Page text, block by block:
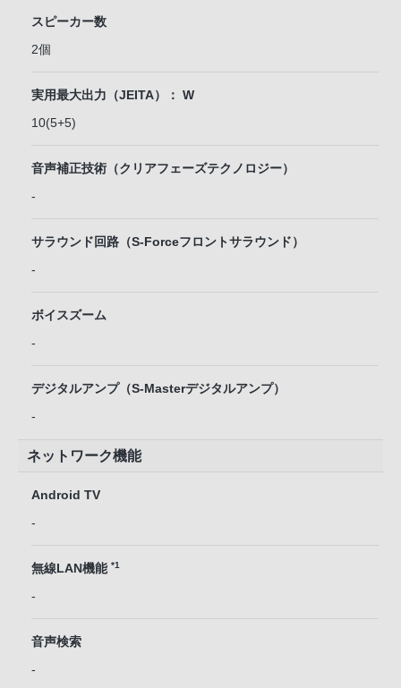
スピーカー数
2個
実用最大出力（JEITA）： W
10(5+5)
音声補正技術（クリアフェーズテクノロジー）
-
サラウンド回路（S-Forceフロントサラウンド）
-
ボイスズーム
-
デジタルアンプ（S-Masterデジタルアンプ）
-
ネットワーク機能
Android TV
-
無線LAN機能 *1
-
音声検索
-